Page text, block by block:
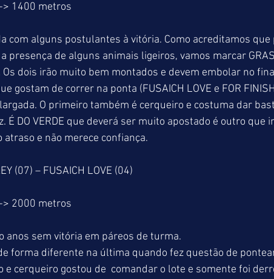
> 1400 metros
com alguns postulantes à vitória. Como acreditamos que
presença de alguns animais ligeiros, vamos marcar
Os dois irão muito bem montados e devem embolar no
gostam de correr na ponta (FUSAICH LOVE e FOR
O primeiro também é cerqueiro e costuma dar
É DO VERDE que deverá ser muito apostado é outro que
atraso e não merece confiança.
(07) – FUSAICH LOVE (04)
> 2000 metros
anos sem vitória em páreos de turma.
forma diferente na última quando fez questão de
e cerqueiro gostou de  comandar o lote e somente foi